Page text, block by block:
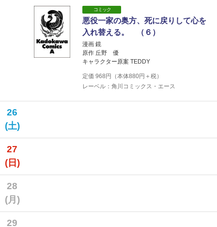
コミック
悪役一家の奥方、死に戻りして心を
入れ替える。 （６）
漫画 鏡
原作 丘野 優
キャラクター原案 TEDDY
定価 968 円（本体880円＋税）
レーベル：角川コミックス・エース
26
(土)
27
(日)
28
(月)
29